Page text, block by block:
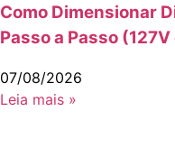
Como Dimensionar
Passo a Passo
07/08/2026
Leia mais »